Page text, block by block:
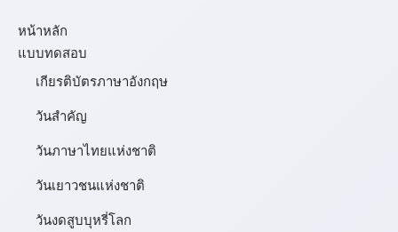
หน้าหลัก
แบบทดสอบ
เกียรติบัตรภาษาอังกฤษ
วันสำคัญ
วันภาษาไทยแห่งชาติ
วันเยาวชนแห่งชาติ
วันงดสูบบุหรี่โลก